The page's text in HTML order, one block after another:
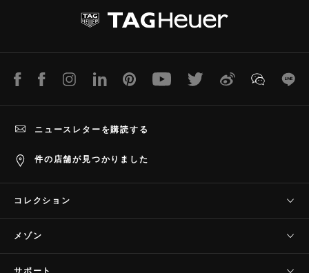
1
2
LINE Facebook InstagramLinkedInPinterest YoutubeTwitter Weibo WeChat
件の店舗が見つかりました
ニュースレターを購読する
コレクション
タグ・ホイヤー フォーミュラ1
メゾン
サポート